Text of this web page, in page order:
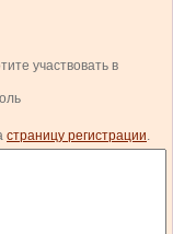
участвовать в
страницу регистрации.